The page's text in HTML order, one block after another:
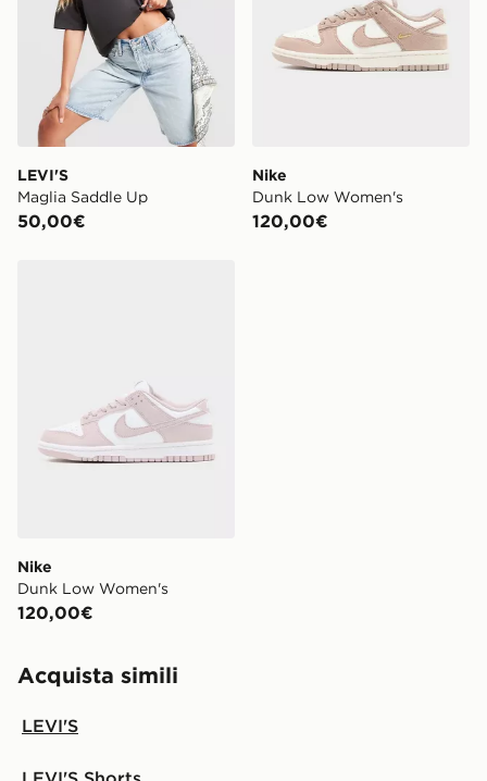
LEVI'S
Maglia Saddle Up
50,00€
Nike
Dunk Low Women's
120,00€
Nike
Dunk Low Women's
120,00€
Acquista simili
LEVI'S